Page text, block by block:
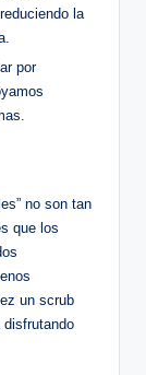
la
por
no son tan
que los
un scrub